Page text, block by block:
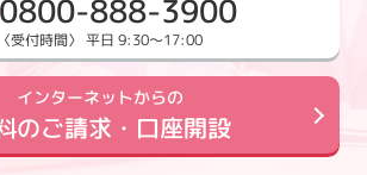
0800-888-3900
〈受付時間〉 平日 9:30～17:00
インターネットからの
のご請求・口座開設